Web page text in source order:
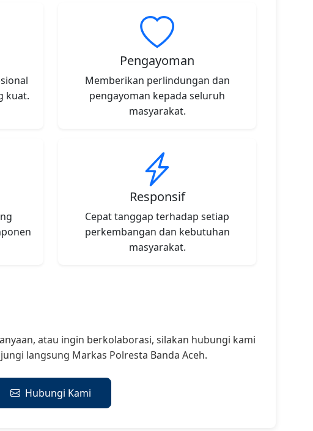
kuat.
Pengayoman
Memberikan perlindungan dan
pengayoman kepada seluruh
masyarakat.
Responsif
Cepat tanggap terhadap setiap
perkembangan dan kebutuhan
masyarakat.
atau ingin berkolaborasi, silakan hubungi kami
langsung Markas Polresta Banda Aceh.
Hubungi Kami